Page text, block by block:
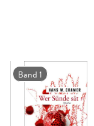
Band 1